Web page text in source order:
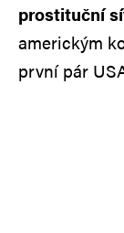
prostituční
americkým
první pár